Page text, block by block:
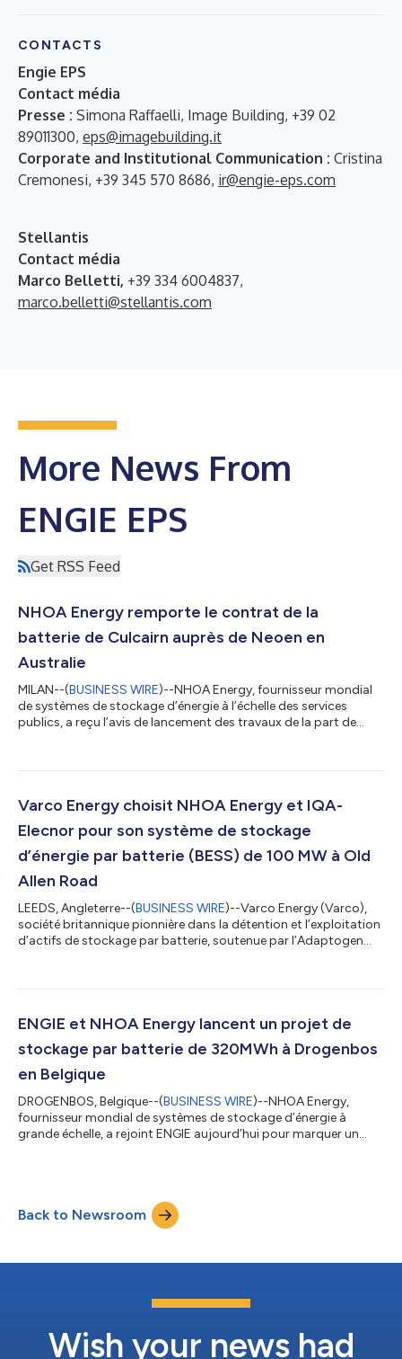
CONTACTS
Engie EPS
Contact média
Presse : Simona Raffaelli, Image Building, +39 02
89011300, eps@imagebuilding.it
Corporate and Institutional Communication : Cristina
Cremonesi, +39 345 570 8686, ir@engie-eps.com
Stellantis
Contact média
Marco Belletti, +39 334 6004837,
marco.belletti@stellantis.com
More News From
ENGIE EPS
Get RSS Feed
NHOA Energy remporte le contrat de la
batterie de Culcairn auprès de Neoen en
Australie
MILAN--(BUSINESS WIRE)--NHOA Energy, fournisseur mondial
de systèmes de stockage d’énergie à l’échelle des services
publics, a reçu l’avis de lancement des travaux de la part de
(Batterie de Culcairn) de cette dernière, un projet de 215 MW /
Australie. Le projet sera réalisé dans le cadre d’un contrat EPC
Varco Energy choisit NHOA Energy et IQA-
Elecnor pour son système de stockage
d’énergie par batterie (BESS) de 100 MW à Old
Allen Road
LEEDS, Angleterre--(BUSINESS WIRE)--Varco Energy (Varco),
société britannique pionnière dans la détention et l’exploitation
d’actifs de stockage par batterie, soutenue par l’Adaptogen
stockage d’énergie par batterie (BESS) de 100 MW/244 MWh
BESS d’Old Allen Road ajoute 100 MW au portefeuille de projets
ENGIE et NHOA Energy lancent un projet de
stockage par batterie de 320MWh à Drogenbos
en Belgique
DROGENBOS, Belgique--(BUSINESS WIRE)--NHOA Energy,
fournisseur mondial de systèmes de stockage d’énergie à
grande échelle, a rejoint ENGIE aujourd’hui pour marquer un
cérémonie, qui s'est tenue ce matin en présence de Hans Bonte,
ministre de l'Énergie du gouvernement flamand, Vincent
Verbeke, CEO d'ENGIE Belgique, Nic...
Back to Newsroom
Wish your news had